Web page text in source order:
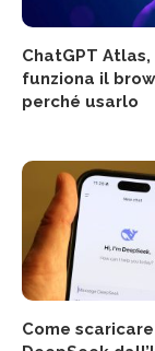
ChatGPT Atlas,
funziona il
perché usarlo
Come scaricare